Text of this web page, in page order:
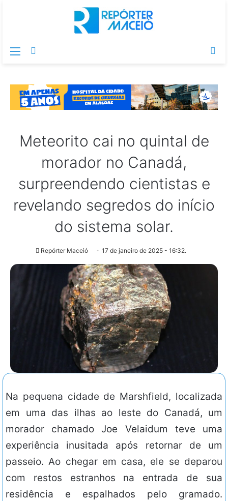
Menu
Meteorito cai no quintal de
morador no Canadá,
surpreendendo cientistas e
revelando segredos do início
do sistema solar.
Repórter Maceió 17 de janeiro de 2025 - 16:32.
Na pequena cidade de Marshfield, localizada
em uma das ilhas ao leste do Canadá, um
morador chamado Joe Velaidum teve uma
experiência inusitada após retornar de um
passeio. Ao chegar em casa, ele se deparou
com restos estranhos na entrada de sua
residência e espalhados pelo gramado.